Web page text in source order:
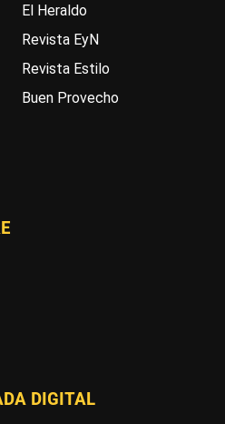
El Heraldo
Revista EyN
Revista Estilo
Buen Provecho
DIGITAL